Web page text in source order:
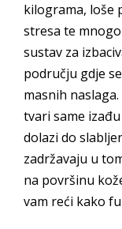
kilograma, loše
stresa te
sustav za
području gdje
masnih
tvari same
dolazi do
zadržavaju u
na površinu
vam reći kako